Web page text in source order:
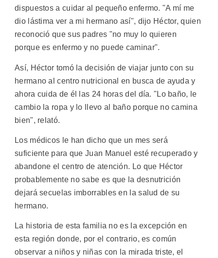
dispuestos a cuidar al pequeño enfermo. "A mí me
dio lástima ver a mi hermano así", dijo Héctor, quien
reconoció que sus padres "no muy lo quieren
porque es enfermo y no puede caminar".
Así, Héctor tomó la decisión de viajar junto con su
hermano al centro nutricional en busca de ayuda y
ahora cuida de él las 24 horas del día. "Lo baño, le
cambio la ropa y lo llevo al baño porque no camina
bien", relató.
Los médicos le han dicho que un mes será
suficiente para que Juan Manuel esté recuperado y
abandone el centro de atención. Lo que Héctor
probablemente no sabe es que la desnutrición
dejará secuelas imborrables en la salud de su
hermano.
La historia de esta familia no es la excepción en
esta región donde, por el contrario, es común
observar a niños y niñas con la mirada triste, el